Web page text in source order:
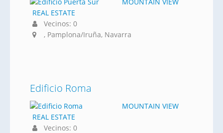
REAL ESTATE
Vecinos: 0
, Pamplona/Iruña, Navarra
Edificio Roma
MOUNTAIN VIEW
REAL ESTATE
Vecinos: 0